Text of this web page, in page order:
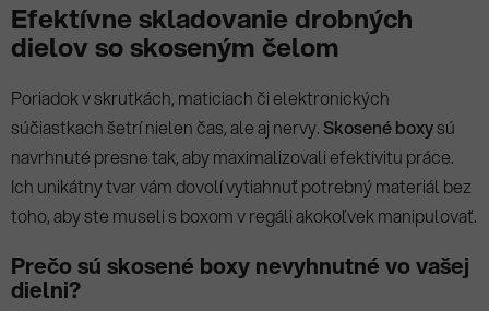
v
ý
p
s
u
Efektívne skladovanie drobných
dielov so skoseným čelom
Poriadok v skrutkách, maticiach či elektronických
súčiastkach šetrí nielen čas, ale aj nervy.Skosené boxysú
navrhnuté presne tak, aby maximalizovali efektivitu práce.
Ich unikátny tvar vám dovolí vytiahnuť potrebný materiál bez
toho, aby ste museli s boxom v regáli akokoľvek manipulovať.
Prečo sú skosené boxy nevyhnutné vo vašej
dielni?